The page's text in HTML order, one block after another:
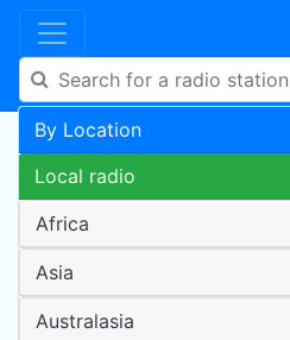
By Location
Local radio
Africa
Asia
Australasia